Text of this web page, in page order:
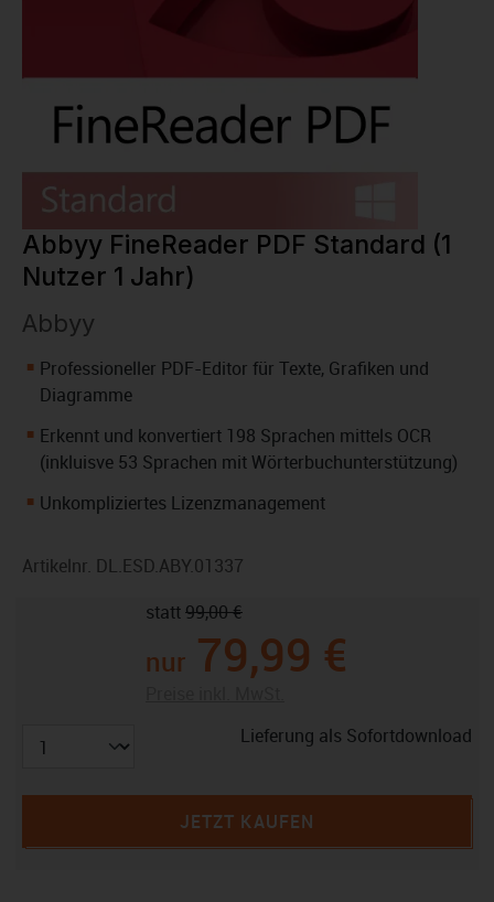
Abbyy FineReader PDF Standard (1
Nutzer 1 Jahr)
Abbyy
Professioneller PDF-Editor für Texte, Grafiken und
Diagramme
Erkennt und konvertiert 198 Sprachen mittels OCR
(inkluisve 53 Sprachen mit Wörterbuchunterstützung)
Unkompliziertes Lizenzmanagement
Artikelnr. DL.ESD.ABY.01337
nur 79,99 €
statt99,00 €
Lieferung als Sofortdownload
JETZT KAUFEN